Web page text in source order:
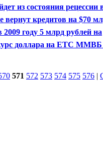
из состояния рецессии
вернут кредитов на $70
году 5 млрд рублей на
доллара на ЕТС ММВБ
571 572 573 574 575 576 |